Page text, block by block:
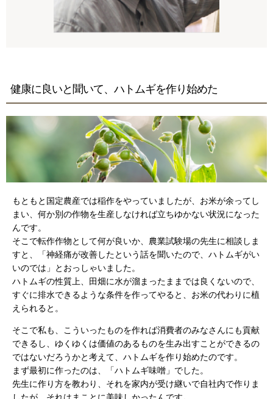
健康に良いと聞いて、ハトムギを作り始めた
もともと国定農産では稲作をやっていましたが、お米が余ってし
まい、何か別の作物を生産しなければ立ちゆかない状況になった
んです。
そこで転作作物として何が良いか、農業試験場の先生に相談しま
すと、「神経痛が改善したという話を聞いたので、ハトムギがい
いのでは」とおっしゃいました。
ハトムギの性質上、田畑に水が溜まったままでは良くないので、
すぐに排水できるような条件を作ってやると、お米の代わりに植
えられると。
そこで私も、こういったものを作れば消費者のみなさんにも貢献
できるし、ゆくゆくは価値のあるものを生み出すことができるの
ではないだろうかと考えて、ハトムギを作り始めたのです。
まず最初に作ったのは、「ハトムギ味噌」でした。
先生に作り方を教わり、それを家内が受け継いで自社内で作りま